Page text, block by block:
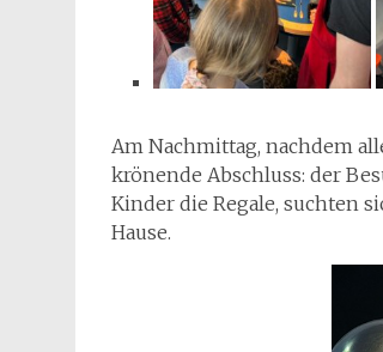
Am Nachmittag, nachdem
krönende Abschluss: der
Kinder die Regale, suchten
Hause.